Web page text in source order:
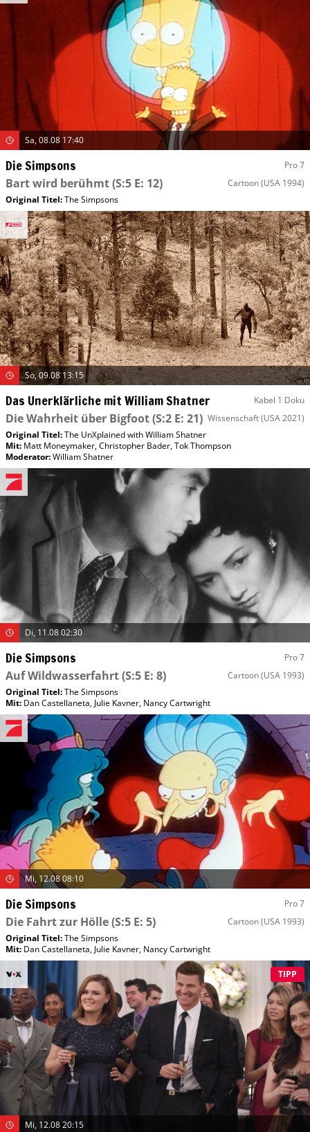
Sa, 08.08 17:40
Die Simpsons Pro 7
Bart wird berühmt(S:5 E: 12) Cartoon(USA 1994)
Original Titel:The Simpsons
So, 09.08 13:15
Das Unerklärliche mit William Shatner Kabel 1 Doku
Die Wahrheit über Bigfoot(S:2 E: 21) Wissenschaft(USA 2021)
Original Titel:The UnXplained with William Shatner
Mit: Matt Moneymaker,Christopher Bader,Tok Thompson
Moderator:William Shatner
Di, 11.08 02:30
Die Simpsons Pro 7
Auf Wildwasserfahrt(S:5 E: 8) Cartoon(USA 1993)
Original Titel:The Simpsons
Mit: Dan Castellaneta, Julie Kavner, Nancy Cartwright
Mi, 12.08 08:10
Die Simpsons Pro 7
Die Fahrt zur Hölle(S:5 E: 5) Cartoon(USA 1993)
Original Titel:The Simpsons
Mit: Dan Castellaneta, Julie Kavner, Nancy Cartwright
TIPP
Mi, 12.08 20:15